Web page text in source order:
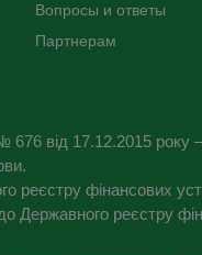
Вопросы и ответы
Партнерам
від 17.12.2015 року
реєстру фінансових
Державного реєстру